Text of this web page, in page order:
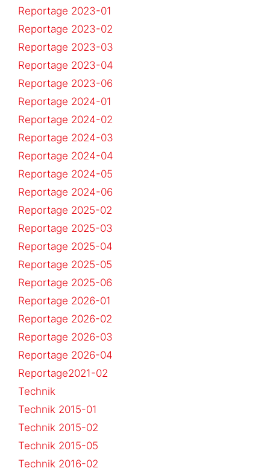
Reportage 2023-01
Reportage 2023-02
Reportage 2023-03
Reportage 2023-04
Reportage 2023-06
Reportage 2024-01
Reportage 2024-02
Reportage 2024-03
Reportage 2024-04
Reportage 2024-05
Reportage 2024-06
Reportage 2025-02
Reportage 2025-03
Reportage 2025-04
Reportage 2025-05
Reportage 2025-06
Reportage 2026-01
Reportage 2026-02
Reportage 2026-03
Reportage 2026-04
Reportage2021-02
Technik
Technik 2015-01
Technik 2015-02
Technik 2015-05
Technik 2016-02